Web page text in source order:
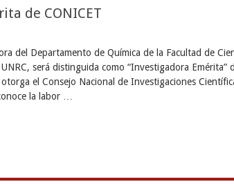
de CONICET
del Departamento de Química de la Facultad de
será distinguida como “Investigadora Emérita”
el Consejo Nacional de Investigaciones
la labor …